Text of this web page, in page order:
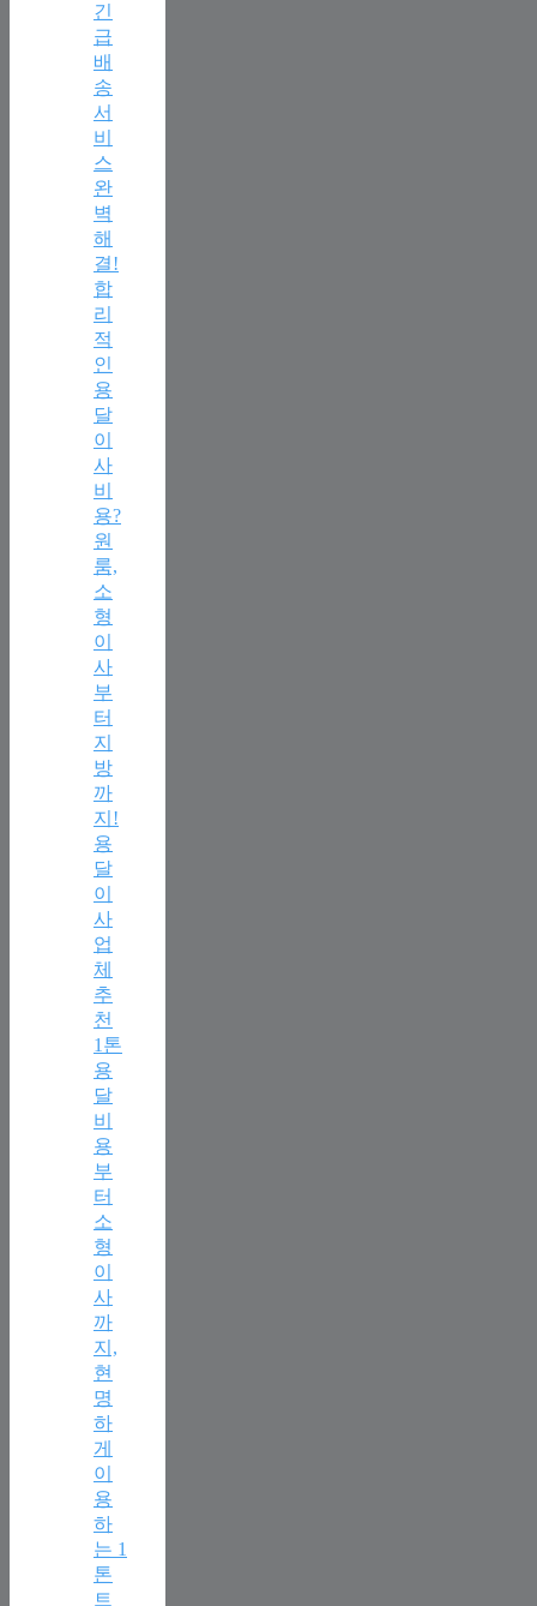
긴
급
배
송
서
비
스
완
벽
해
결!
합
리
적
인
용
달
이
사
비
용?
원
룸,
소
형
이
사
부
터
지
방
까
지!
용
달
이
사
업
체
추
천
1톤
용
달
비
용
부
터
소
형
이
사
까
지,
현
명
하
게
이
용
하
는 1
톤
트